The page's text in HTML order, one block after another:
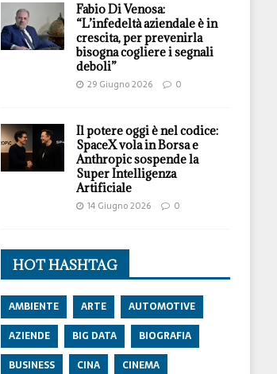
Fabio Di Venosa:
“L’infedeltà aziendale è in
crescita, per prevenirla
bisogna cogliere i segnali
deboli”
29 Giugno 2026 0
Il potere oggi è nel codice:
SpaceX vola in Borsa e
Anthropic sospende la
Super Intelligenza
Artificiale
14 Giugno 2026 0
HOT HASHTAG
AMBIENTE ARTE
AUTOMOTIVE
AZIENDE
BIG DATA
BIOGRAFIA
BUSINESS
CINA
CINEMA